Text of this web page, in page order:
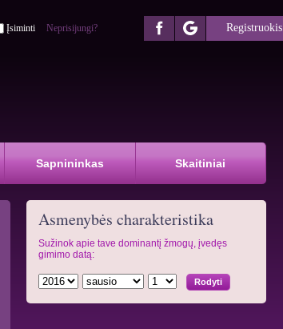
Įsiminti Neprisijungi? Registruokis
Sapnininkas Skaitiniai
Asmenybės charakteristika
Sužinok apie tave dominantį žmogų, įvedęs
gimimo datą: